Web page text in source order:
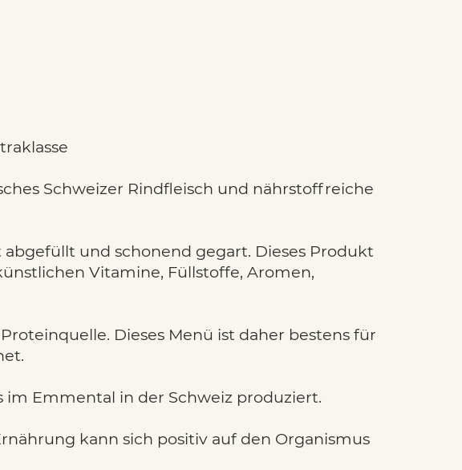
Schweizer Rindfleisch und nährstoffreiche
und schonend gegart. Dieses Produkt
Vitamine, Füllstoffe, Aromen,
Dieses Menü ist daher bestens für
im Emmental in der Schweiz produziert.
kann sich positiv auf den Organismus